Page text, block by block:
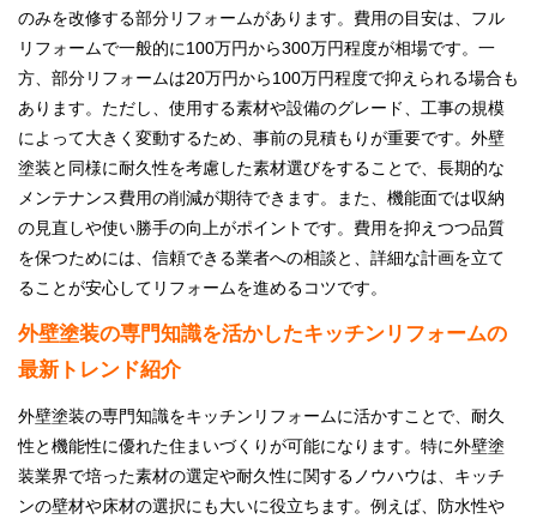
のみを改修する部分リフォームがあります。費用の目安は、フル
リフォームで一般的に100万円から300万円程度が相場です。一
方、部分リフォームは20万円から100万円程度で抑えられる場合も
あります。ただし、使用する素材や設備のグレード、工事の規模
によって大きく変動するため、事前の見積もりが重要です。外壁
塗装と同様に耐久性を考慮した素材選びをすることで、長期的な
メンテナンス費用の削減が期待できます。また、機能面では収納
の見直しや使い勝手の向上がポイントです。費用を抑えつつ品質
を保つためには、信頼できる業者への相談と、詳細な計画を立て
ることが安心してリフォームを進めるコツです。
外壁塗装の専門知識を活かしたキッチンリフォームの
最新トレンド紹介
外壁塗装の専門知識をキッチンリフォームに活かすことで、耐久
性と機能性に優れた住まいづくりが可能になります。特に外壁塗
装業界で培った素材の選定や耐久性に関するノウハウは、キッチ
ンの壁材や床材の選択にも大いに役立ちます。例えば、防水性や